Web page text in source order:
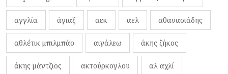
αγγλία άγιαξ αεκ αελ αθανασιάδης
αθλέτικ μπιλμπάο αιγάλεω άκης ζήκος
άκης μάντζιος ακτούρκογλου αλ αχλί